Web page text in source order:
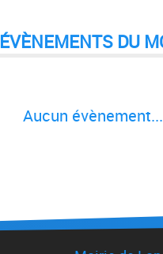
ÉVÈNEMENTS DU
Aucun évènement...